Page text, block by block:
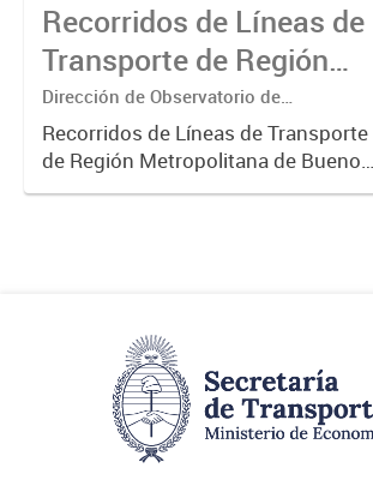
Recorridos de Líneas de
Transporte de Región
Metropolitana de
Buenos Aires (RMBA)
Dirección de Observatorio de
Transporte, Estudio y Sistemas
Recorridos de Líneas de Transporte
de Región Metropolitana de Buenos
Aires (RMBA).-